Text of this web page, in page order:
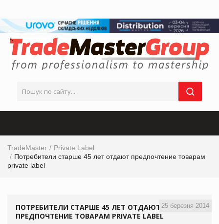
TradeMaster
Private Label
Потребители старше 45 лет отдают предпочтение товарам
private label
25 березня 2014
ПОТРЕБИТЕЛИ СТАРШЕ 45 ЛЕТ ОТДАЮТ
ПРЕДПОЧТЕНИЕ ТОВАРАМ PRIVATE LABEL